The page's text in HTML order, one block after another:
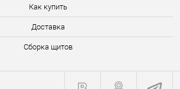
Как купить
Доставка
Сборка щитов